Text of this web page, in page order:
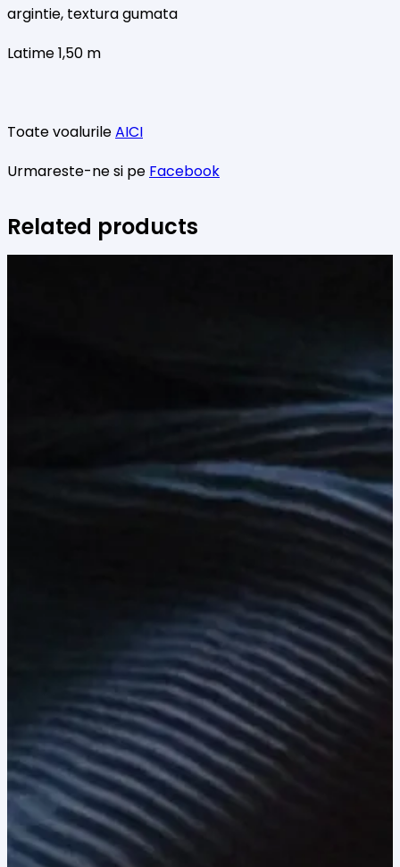
argintie, textura gumata
Latime 1,50 m
Toate voalurileAICI
Urmareste-ne si pe Facebook
Related products